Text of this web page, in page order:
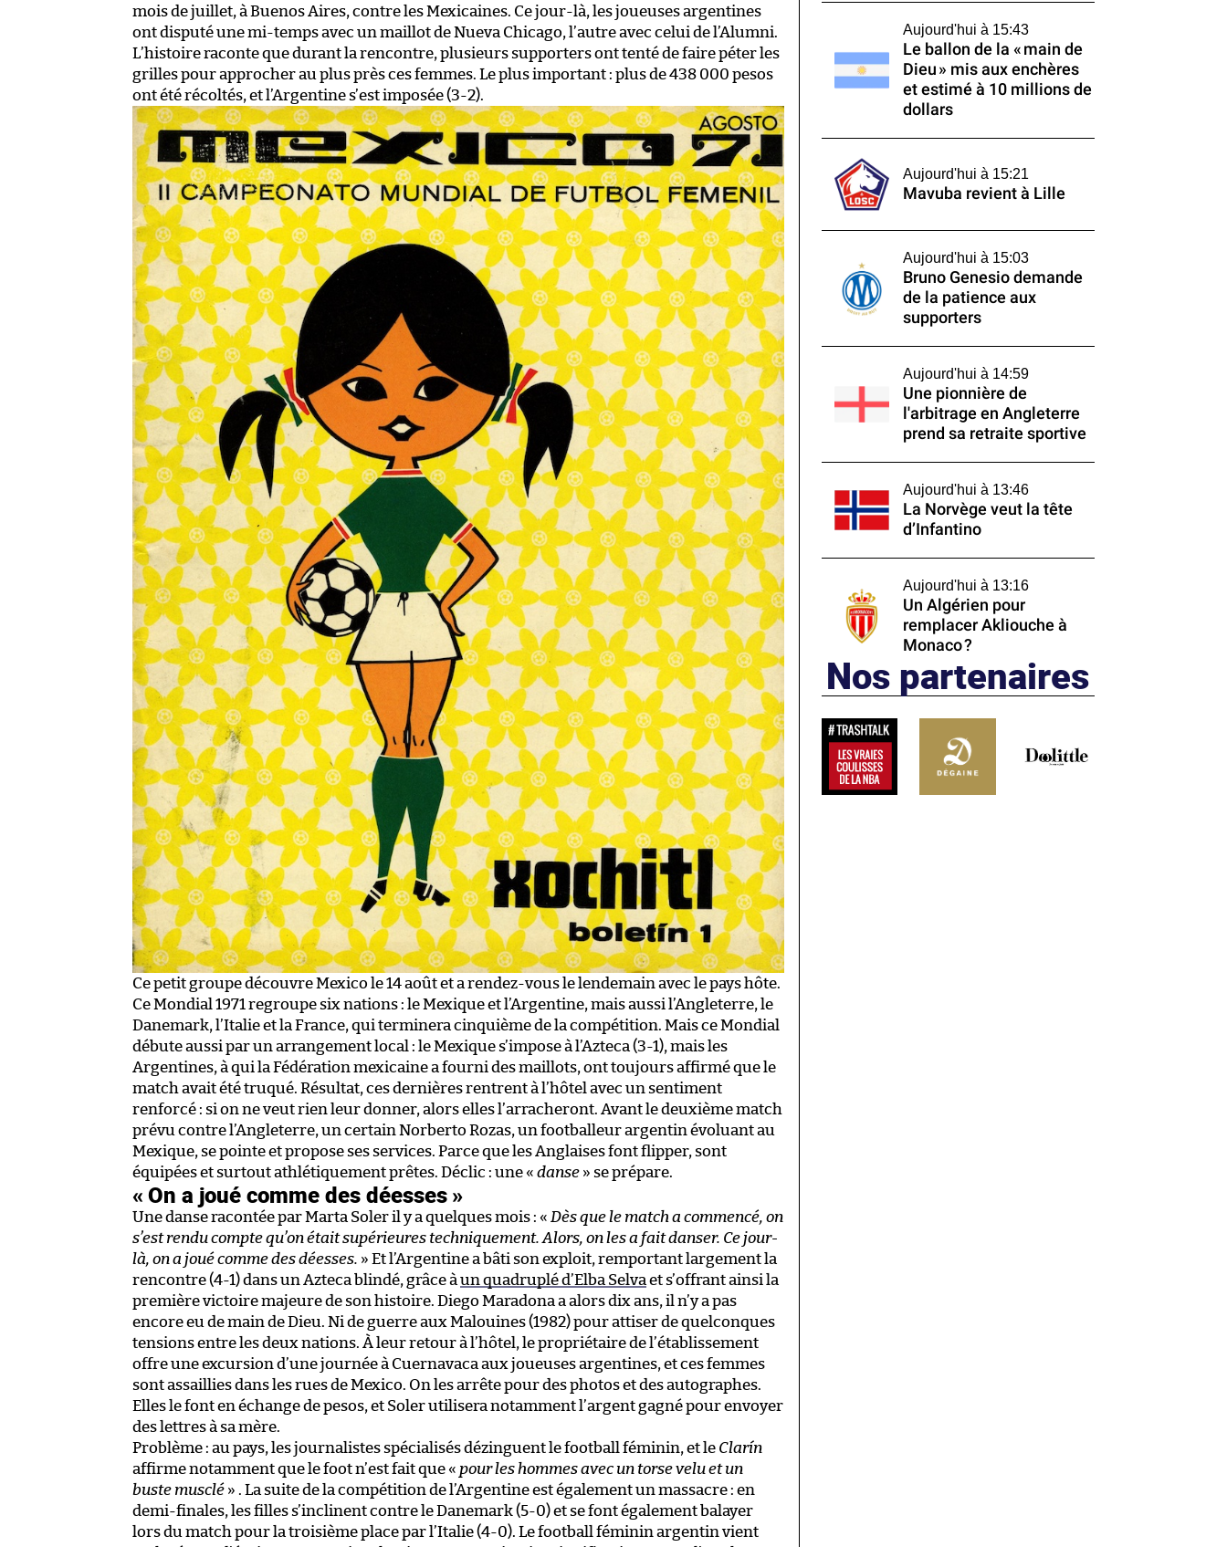
mois de juillet, à Buenos Aires, contre les Mexicaines. Ce jour-là, les joueuses argentines
ont disputé une mi-temps avec un maillot de Nueva Chicago, l’autre avec celui de l’Alumni.
L’histoire raconte que durant la rencontre, plusieurs supporters ont tenté de faire péter les
grilles pour approcher au plus près ces femmes. Le plus important : plus de 438 000 pesos
ont été récoltés, et l’Argentine s’est imposée (3-2).
Ce petit groupe découvre Mexico le 14 août et a rendez-vous le lendemain avec le pays hôte.
Ce Mondial 1971 regroupe six nations : le Mexique et l’Argentine, mais aussi l’Angleterre, le
Danemark, l’Italie et la France, qui terminera cinquième de la compétition. Mais ce Mondial
débute aussi par un arrangement local : le Mexique s’impose à l’Azteca (3-1), mais les
Argentines, à qui la Fédération mexicaine a fourni des maillots, ont toujours affirmé que le
match avait été truqué. Résultat, ces dernières rentrent à l’hôtel avec un sentiment
renforcé : si on ne veut rien leur donner, alors elles l’arracheront. Avant le deuxième match
prévu contre l’Angleterre, un certain Norberto Rozas, un footballeur argentin évoluant au
Mexique, se pointe et propose ses services. Parce que les Anglaises font flipper, sont
équipées et surtout athlétiquement prêtes. Déclic : une « danse » se prépare.
« On a joué comme des déesses »
Une danse racontée par Marta Soler il y a quelques mois : « Dès que le match a commencé, on
s’est rendu compte qu’on était supérieures techniquement. Alors, on les a fait danser. Ce jour-
là, on a joué comme des déesses. » Et l’Argentine a bâti son exploit, remportant largement la
rencontre (4-1) dans un Azteca blindé, grâce à un quadruplé d’Elba Selva et s’offrant ainsi la
première victoire majeure de son histoire. Diego Maradona a alors dix ans, il n’y a pas
encore eu de main de Dieu. Ni de guerre aux Malouines (1982) pour attiser de quelconques
tensions entre les deux nations. À leur retour à l’hôtel, le propriétaire de l’établissement
offre une excursion d’une journée à Cuernavaca aux joueuses argentines, et ces femmes
sont assaillies dans les rues de Mexico. On les arrête pour des photos et des autographes.
Elles le font en échange de pesos, et Soler utilisera notamment l’argent gagné pour envoyer
des lettres à sa mère.
Problème : au pays, les journalistes spécialisés dézinguent le football féminin, et le Clarín
affirme notamment que le foot n’est fait que « pour les hommes avec un torse velu et un
buste musclé » . La suite de la compétition de l’Argentine est également un massacre : en
demi-finales, les filles s’inclinent contre le Danemark (5-0) et se font également balayer
lors du match pour la troisième place par l’Italie (4-0). Le football féminin argentin vient
Aujourd'hui à 15:43
Le ballon de la « main de
Dieu » mis aux enchères
et estimé à 10 millions de
dollars
Aujourd'hui à 15:21
Mavuba revient à Lille
Aujourd'hui à 15:03
Bruno Genesio demande
de la patience aux
supporters
Aujourd'hui à 14:59
Une pionnière de
l'arbitrage en Angleterre
prend sa retraite sportive
Aujourd'hui à 13:46
La Norvège veut la tête
d’Infantino
Aujourd'hui à 13:16
Un Algérien pour
remplacer Akliouche à
Monaco ?
Nos partenaires